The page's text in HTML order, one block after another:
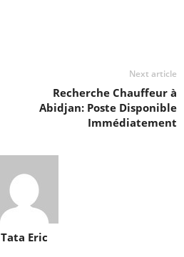
Next article
Recherche Chauffeur à
Abidjan: Poste Disponible
Immédiatement
Tata Eric